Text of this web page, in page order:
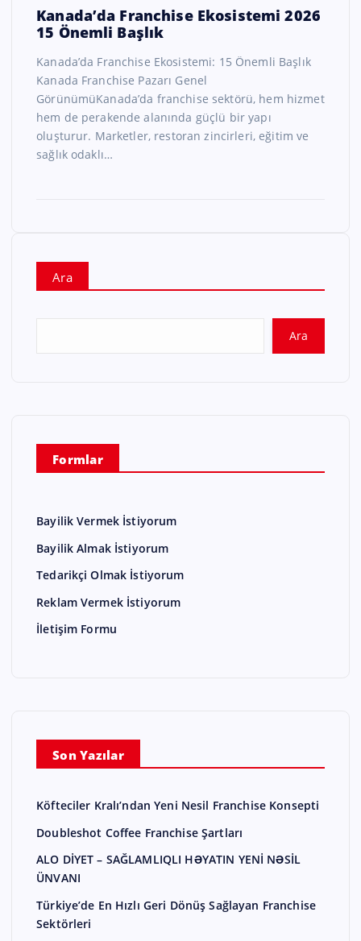
Kanada’da Franchise Ekosistemi 2026
15 Önemli Başlık
Kanada’da Franchise Ekosistemi: 15 Önemli Başlık
Kanada Franchise Pazarı Genel
GörünümüKanada’da franchise sektörü, hem hizmet
hem de perakende alanında güçlü bir yapı
oluşturur. Marketler, restoran zincirleri, eğitim ve
sağlık odaklı…
Ara
Ara
Formlar
Bayilik Vermek İstiyorum
Bayilik Almak İstiyorum
Tedarikçi Olmak İstiyorum
Reklam Vermek İstiyorum
İletişim Formu
Son Yazılar
Köfteciler Kralı’ndan Yeni Nesil Franchise Konsepti
Doubleshot Coffee Franchise Şartları
ALO DİYET – SAĞLAMLIQLI HƏYATIN YENİ NƏSİL
ÜNVANI
Türkiye’de En Hızlı Geri Dönüş Sağlayan Franchise
Sektörleri